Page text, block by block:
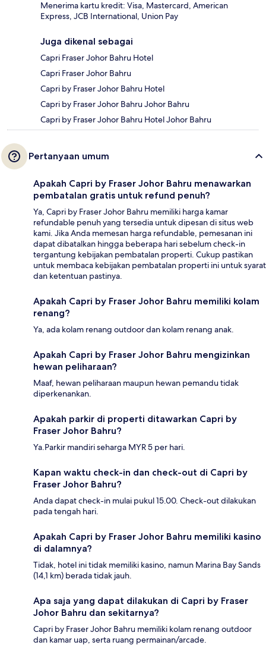
Menerima kartu kredit: Visa, Mastercard, American
Express, JCB International, Union Pay
Juga dikenal sebagai
Capri Fraser Johor Bahru Hotel
Capri Fraser Johor Bahru
Capri by Fraser Johor Bahru Hotel
Capri by Fraser Johor Bahru Johor Bahru
Capri by Fraser Johor Bahru Hotel Johor Bahru
Pertanyaan umum
Apakah Capri by Fraser Johor Bahru menawarkan
pembatalan gratis untuk refund penuh?
Ya, Capri by Fraser Johor Bahru memiliki harga kamar
refundable penuh yang tersedia untuk dipesan di situs web
kami. Jika Anda memesan harga refundable, pemesanan ini
dapat dibatalkan hingga beberapa hari sebelum check-in
tergantung kebijakan pembatalan properti. Cukup pastikan
untuk membaca kebijakan pembatalan properti ini untuk syarat
dan ketentuan pastinya.
Apakah Capri by Fraser Johor Bahru memiliki kolam
renang?
Ya, ada kolam renang outdoor dan kolam renang anak.
Apakah Capri by Fraser Johor Bahru mengizinkan
hewan peliharaan?
Maaf, hewan peliharaan maupun hewan pemandu tidak
diperkenankan.
Apakah parkir di properti ditawarkan Capri by
Fraser Johor Bahru?
Ya.Parkir mandiri seharga MYR 5 per hari.
Kapan waktu check-in dan check-out di Capri by
Fraser Johor Bahru?
Anda dapat check-in mulai pukul 15.00. Check-out dilakukan
pada tengah hari.
Apakah Capri by Fraser Johor Bahru memiliki kasino
di dalamnya?
Tidak, hotel ini tidak memiliki kasino, namun Marina Bay Sands
(14,1 km) berada tidak jauh.
Apa saja yang dapat dilakukan di Capri by Fraser
Johor Bahru dan sekitarnya?
Capri by Fraser Johor Bahru memiliki kolam renang outdoor
dan kamar uap, serta ruang permainan/arcade.